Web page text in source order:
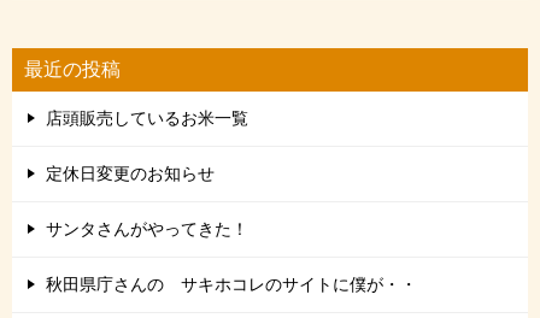
最近の投稿
店頭販売しているお米一覧
定休日変更のお知らせ
サンタさんがやってきた！
秋田県庁さんの サキホコレのサイトに僕が・・